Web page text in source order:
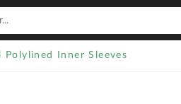
Polylined Inner Sleeves